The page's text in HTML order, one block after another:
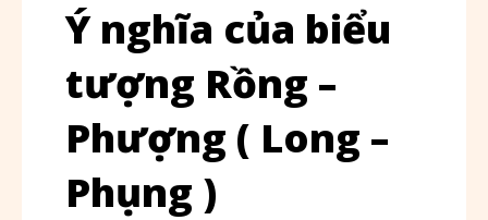
Ý nghĩa của biểu
tượng Rồng –
Phượng ( Long –
Phụng )